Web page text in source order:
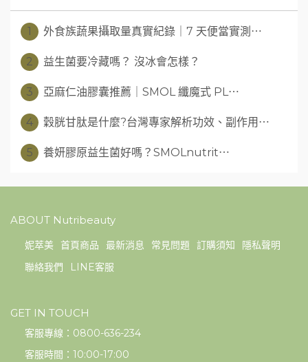
1 外食族蔬果攝取量真實紀錄｜7 天便當實測⋯
2 益生菌要冷藏嗎？ 沒冰會怎樣？
3 亞麻仁油膠囊推薦｜SMOL 纖魔式 PL⋯
4 穀胱甘肽是什麼?台灣專家解析功效、副作用⋯
5 養妍膠原益生菌好嗎？SMOLnutrit⋯
ABOUT Nutribeauty
妮萃美 首頁商品 最新消息 常見問題 訂購須知
隱私聲明
聯絡我們
LINE客服
GET IN TOUCH
客服專線：0800-636-234
客服時間：10:00-17:00